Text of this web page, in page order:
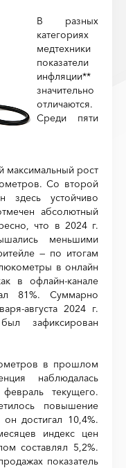
В разных
категориях
медтехники
показатели
инфляции**
значительно
отличаются.
Среди пяти
максимальный рост
Со второй
здесь устойчиво
абсолютный
что в 2024 г.
меньшими
— по итогам
в онлайн
в офлайн-канале
81%. Суммарно
августа 2024 г.
зафиксирован
в прошлом
наблюдалась
текущего.
повышение
достигал 10,4%.
индекс цен
составлял 5,2%.
показатель